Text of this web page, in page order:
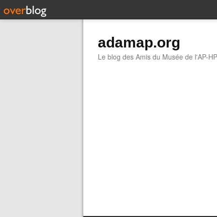
adamap.org
Le blog des Amis du Musée de l'AP-HP